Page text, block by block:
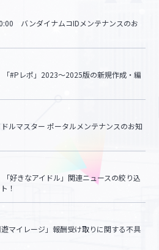
バンダイナムコIDメンテナンスのお
「#Pレポ」2023〜2025版の新規作成・編
ルマスター ポータルメンテナンスのお知
「好きなアイドル」関連ニュースの絞り込
！
遊マイレージ」報酬受け取りに関する不具